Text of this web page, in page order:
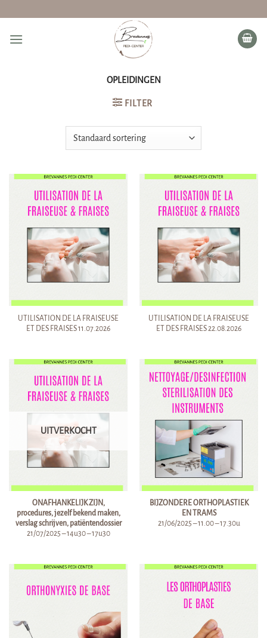
inhoud
OPLEIDINGEN
FILTER
UTILISATION DE LA FRAISEUSE
ET DES FRAISES 11.07.2026
UTILISATION DE LA FRAISEUSE
ET DES FRAISES 22.08.2026
UITVERKOCHT
ONAFHANKELIJK ZIJN,
procedures, jezelf bekend maken,
verslag schrijven, patiëntendossier
21/07/2025 – 14u30 – 17u30
BIJZONDERE ORTHOPLASTIEK
EN TRAMS
21/06/2025 – 11.00 – 17.30u